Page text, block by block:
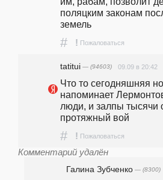
поляцким законам
земель
# ! Пожаловаться
tatitui — (94603) 09.09 в 20:42
Что то сегодняшняя
напоминает
люди, и залпы тысячи
протяжный вой
# ! Пожаловаться
Комментарий удалён
Галина Зубченко — (8300)